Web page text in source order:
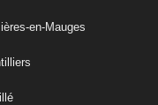
en-Mauges